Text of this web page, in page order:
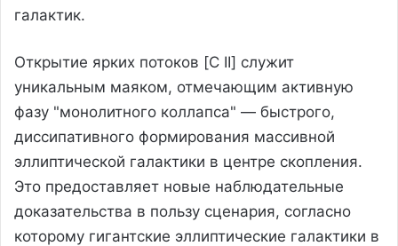
галактик.
Открытие ярких потоков [C II] служит
уникальным маяком, отмечающим активную
фазу "монолитного коллапса" — быстрого,
диссипативного формирования массивной
эллиптической галактики в центре скопления.
Это предоставляет новые наблюдательные
доказательства в пользу сценария, согласно
которому гигантские эллиптические галактики в